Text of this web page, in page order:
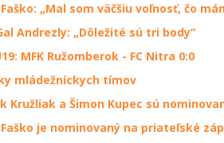
„Mal som väčšiu voľnosť, čo
Andrezly: „Dôležité sú tri body“
MFK Ružomberok - FC Nitra 0:0
mládežníckych tímov
Kružliak a Šimon Kupec sú
je nominovaný na priateľské